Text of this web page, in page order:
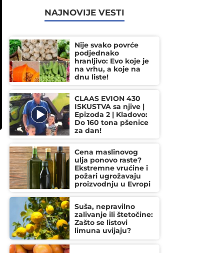
NAJNOVIJE VESTI
Nije svako povrće
podjednako
hranljivo: Evo koje je
na vrhu, a koje na
dnu liste!
CLAAS EVION 430
ISKUSTVA sa njive |
Epizoda 2 | Kladovo:
Do 160 tona pšenice
za dan!
Cena maslinovog
ulja ponovo raste?
Ekstremne vrućine i
požari ugrožavaju
proizvodnju u Evropi
Suša, nepravilno
zalivanje ili štetočine:
Zašto se listovi
limuna uvijaju?